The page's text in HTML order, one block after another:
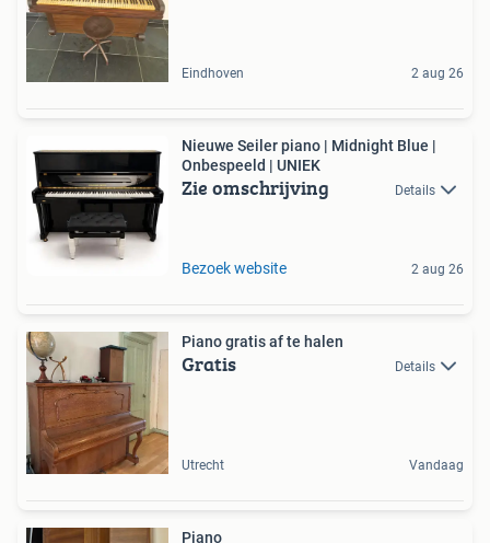
Eindhoven 2 aug 26
Nieuwe Seiler piano | Midnight Blue |
Onbespeeld | UNIEK
Zie omschrijving Details
Bezoek website 2 aug 26
Piano gratis af te halen
Gratis Details
Utrecht Vandaag
Piano